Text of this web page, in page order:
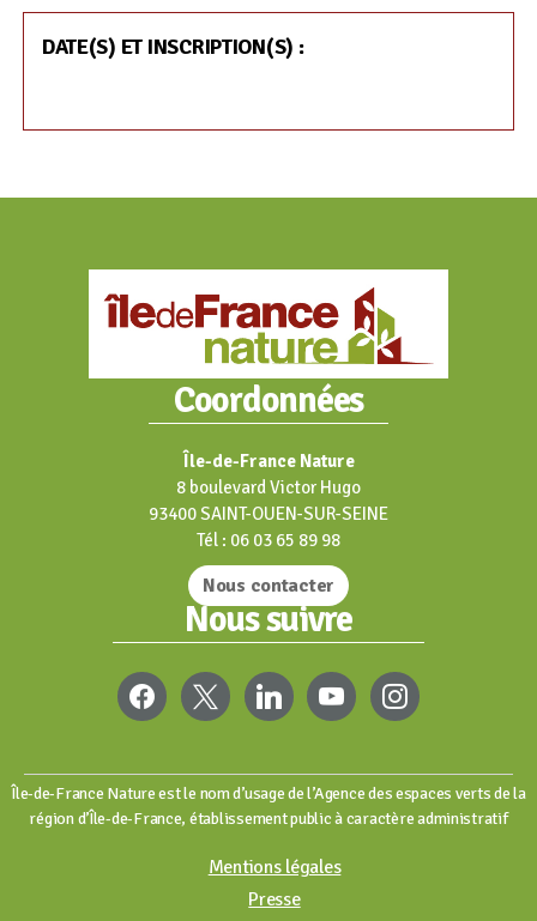
DATE(S) ET INSCRIPTION(S) :
Coordonnées
Île-de-France Nature
8 boulevard Victor Hugo
93400 SAINT-OUEN-SUR-SEINE
Tél : 06 03 65 89 98
Nous contacter
Nous suivre
FACEBOOK
X LINKEDINYOUTUBEINSTAGRAM
Île-de-France Nature est le nom d’usage de l’Agence des espaces verts de la
région d’Île-de-France, établissement public à caractère administratif
Mentions légales
Presse